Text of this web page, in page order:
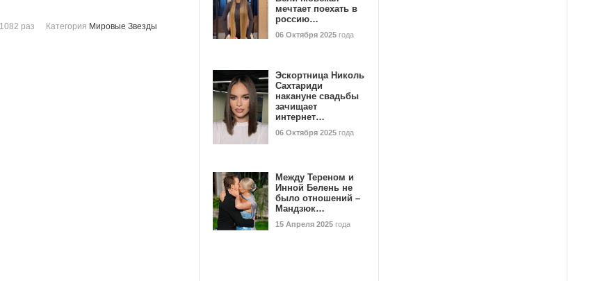
раз Категория Мировые Звезды
мечтает поехать в
россию…
06 Октября 2025 года
Эскортница Николь
Сахтариди
накануне свадьбы
зачищает
интернет…
06 Октября 2025 года
Между Тереном и
Инной Белень не
было отношений –
Мандзюк…
15 Апреля 2025 года